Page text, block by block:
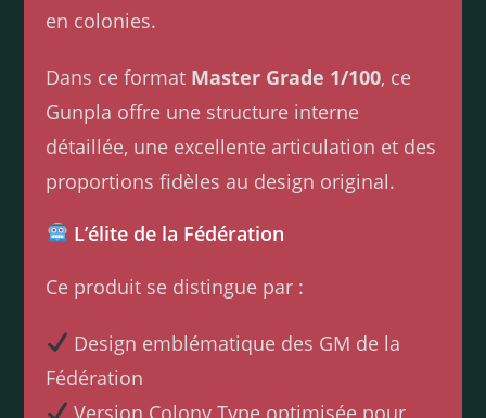
en colonies.
Dans ce format Master Grade 1/100, ce
Gunpla offre une structure interne
détaillée, une excellente articulation et des
proportions fidèles au design original.
L’élite de la Fédération
Ce produit se distingue par :
Design emblématique des GM de la
Fédération
Version Colony Type optimisée pour